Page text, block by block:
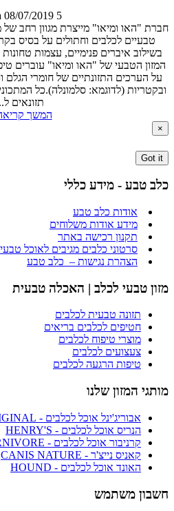
08/07/2019 5
חברת "האו ומיאו" מייצרת מגוון רחב של
טבעיים לכלבים וחתולים על בסיס
בשילוב איברים פנימיים, עצמות טחונות
המזון הטבעי של "האו ומיאו" עוברים
על הערכים התזונתיים של חומרי הגלם
ובקטריות (לדוגמא: סלמונלה).כל
תזונאים
המשך
×
Got it
כלב טבע - מידע כללי
אודות כלב טבע
מידע אודות משלוחים
תקנון רכישה באתר
סרטוני כלבים מגיבים לאוכל טבעי
הצהרת נגישות – כלב טבע
מזון טבעי לכלב | האכלה טבעית
תזונה טבעית לכלבים
חטיפים לכלבים בריאים
מוצרי טיפוח לכלבים
צעצועים לכלבים
טיפות הרגעה לכלבים
מותגי המזון שלנו
אבוריג'ינל אוכל לכלבים - ABORIGINAL
הנריס אוכל לכלבים - HENRY'S
קרניבור אוכל לכלבים - CARNIVORE
קאניס נייצ'ר - CANIS NATURE
האונד אוכל לכלבים - HOUND
חשבון משתמש